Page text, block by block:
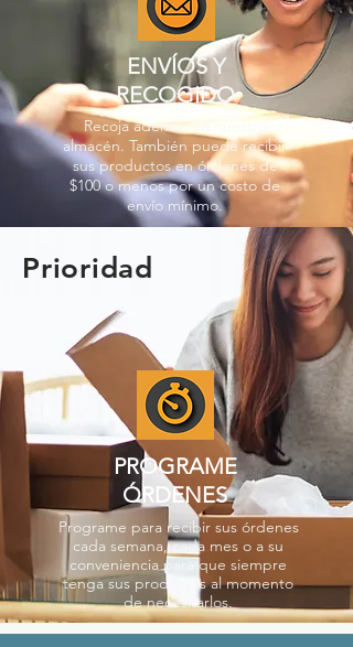
ENVÍOS Y
RECOGIDO
Recoja además en nuestro
almacén. También puede recibir
sus productos en órdenes de
$100 o menos por un costo de
envío mínimo.
Prioridad
PROGRAME
ÓRDENES
Programe para recibir sus órdenes
cada semana, cada mes o a su
conveniencia para que siempre
tenga sus productos al momento
de necesitarlos.